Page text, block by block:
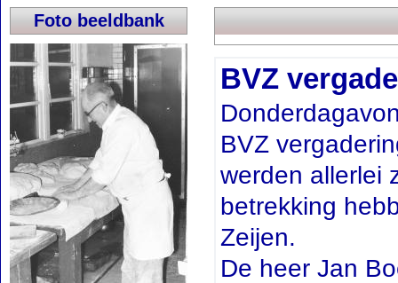
Foto beeldbank
BVZ
BVZ
werden allerlei
betrekking
Zeijen.
De heer Jan